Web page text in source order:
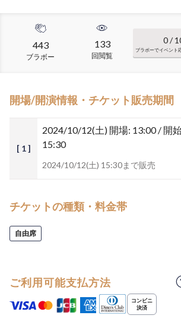
443
ブラボー
133
回閲覧
0/
ブラボーでイベント
開場/開演情報・チケット販売期間
[ 1 ]
2024/10/12(土) 開場: 13:00 / 開
15:30
2024/10/12(土) 15:30まで販売
チケットの種類・料金帯
自由席
ご利用可能支払方法